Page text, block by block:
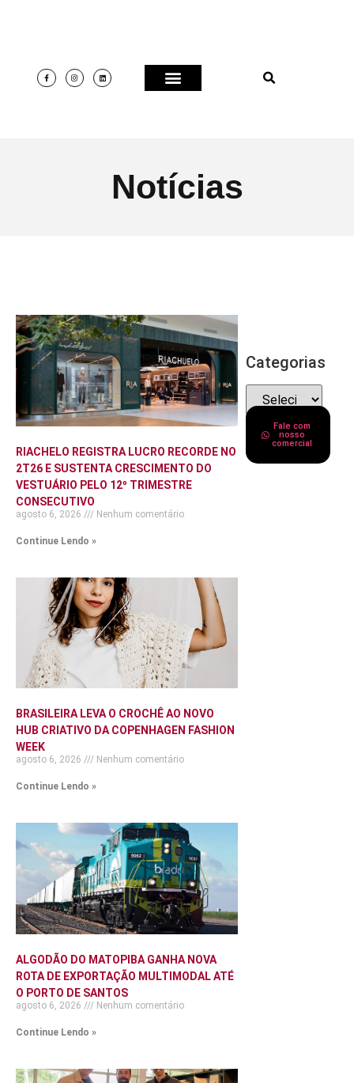
Notícias
RIACHELO REGISTRA LUCRO RECORDE NO
2T26 E SUSTENTA CRESCIMENTO DO
VESTUÁRIO PELO 12º TRIMESTRE
CONSECUTIVO
agosto 6, 2026 Nenhum comentário
Continue Lendo »
BRASILEIRA LEVA O CROCHÊ AO NOVO
HUB CRIATIVO DA COPENHAGEN FASHION
WEEK
agosto 6, 2026 Nenhum comentário
Continue Lendo »
ALGODÃO DO MATOPIBA GANHA NOVA
ROTA DE EXPORTAÇÃO MULTIMODAL ATÉ
O PORTO DE SANTOS
agosto 6, 2026 Nenhum comentário
Continue Lendo »
Categorias
Fale com
nosso
comercial